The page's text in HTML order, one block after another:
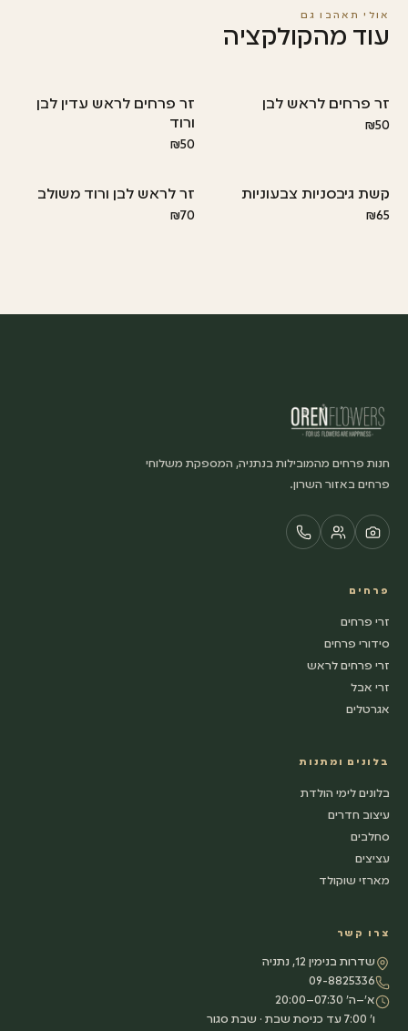
אולי תאהבו גם
עוד מהקולקציה
זר פרחים לראש לבן
₪50
זר פרחים לראש עדין לבן
ורוד
₪50
קשת גיבסניות צבעוניות
₪65
זר לראש לבן ורוד משולב
₪70
חנות פרחים מהמובילות בנתניה, המספקת משלוחי
פרחים באזור השרון.
פרחים
זרי פרחים
סידורי פרחים
זרי פרחים לראש
זרי אבל
אגרטלים
בלונים ומתנות
בלונים לימי הולדת
עיצוב חדרים
סחלבים
עציצים
מארזי שוקולד
צרו קשר
שדרות בנימין 12, נתניה
09-8825336
א׳–ה׳ 07:30–20:00
ו׳ 7:00 עד כניסת שבת · שבת סגור